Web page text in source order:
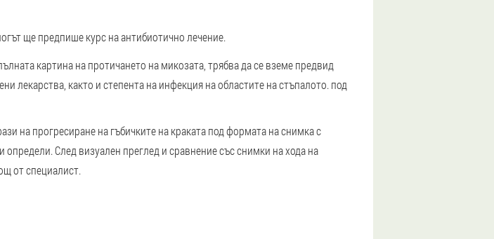
ще предпише курс на антибиотично лечение.
картина на протичането на микозата, трябва да се вземе предвид
лекарства, както и степента на инфекция на областите на стъпалото. под
на прогресиране на гъбичките на краката под формата на снимка с
След визуален преглед и сравнение със снимки на хода на
от специалист.